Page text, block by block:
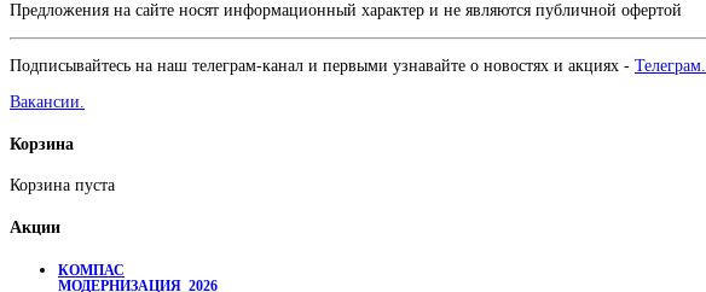
Предложения на сайте носят информационный характер и не являются публичной офертой
Подписывайтесь на наш телеграм-канал и первыми узнавайте о новостях и акциях - Телеграм.
Вакансии.
Корзина
Корзина пуста
Акции
КОМПАС
МОДЕРНИЗАЦИЯ_2026